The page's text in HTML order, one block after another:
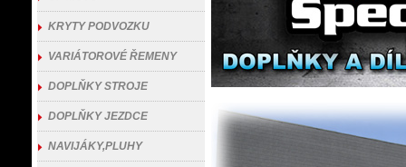
KRYTY PODVOZKU
VARIÁTOROVÉ ŘEMENY
DOPLŇKY STROJE
DOPLŇKY JEZDCE
NAVIJÁKY,PLUHY